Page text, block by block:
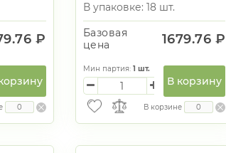
₽
В упаковке: 18 шт.
Базовая
цена
1679.76 ₽
Мин партия: 1 шт.
В корзину
В корзине